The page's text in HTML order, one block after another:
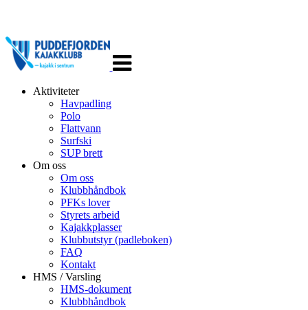
navigasjon
Aktiviteter
Havpadling
Polo
Flattvann
Surfski
SUP brett
Om oss
Om oss
Klubbhåndbok
PFKs lover
Styrets arbeid
Kajakkplasser
Klubbutstyr (padleboken)
FAQ
Kontakt
HMS / Varsling
HMS-dokument
Klubbhåndbok